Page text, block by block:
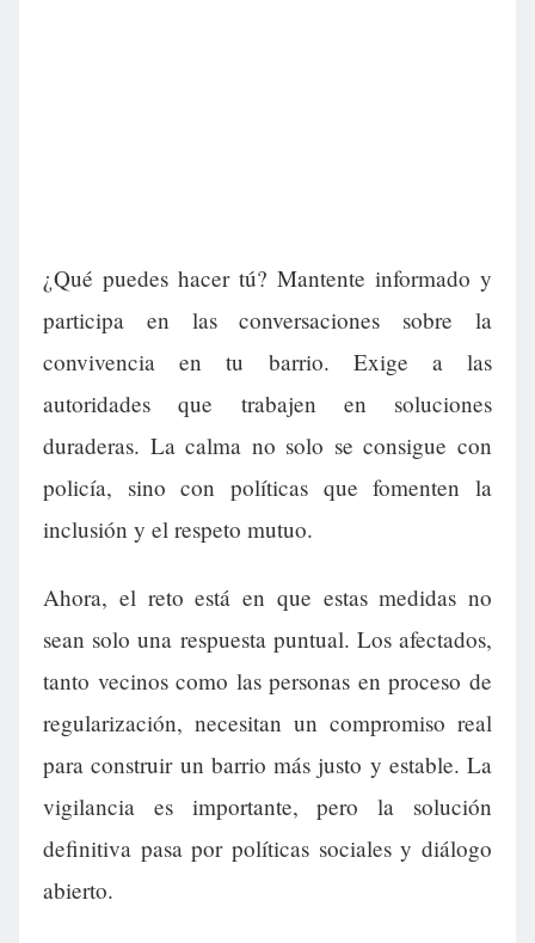
¿Qué puedes hacer tú? Mantente informado y
participa en las conversaciones sobre la
convivencia en tu barrio. Exige a las
autoridades que trabajen en soluciones
duraderas. La calma no solo se consigue con
policía, sino con políticas que fomenten la
inclusión y el respeto mutuo.
Ahora, el reto está en que estas medidas no
sean solo una respuesta puntual. Los afectados,
tanto vecinos como las personas en proceso de
regularización, necesitan un compromiso real
para construir un barrio más justo y estable. La
vigilancia es importante, pero la solución
definitiva pasa por políticas sociales y diálogo
abierto.